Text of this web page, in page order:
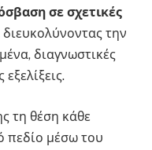
σε σχετικές
διευκολύνοντας την
διαγνωστικές
τη θέση κάθε
πεδίο μέσω του